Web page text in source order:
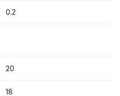
0.2
20
18